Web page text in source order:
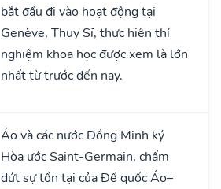
bắt đầu đi vào hoạt động tại
Genève, Thụy Sĩ, thực hiện thí
nghiệm khoa học được xem là lớn
nhất từ trước đến nay.
Áo và các nước Đồng Minh ký
Hòa ước Saint-Germain, chấm
dứt sự tồn tại của Đế quốc Áo–